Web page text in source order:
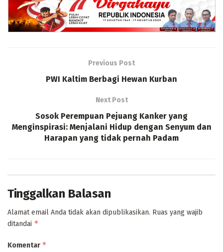
Previous Post
PWI Kaltim Berbagi Hewan Kurban
Next Post
Sosok Perempuan Pejuang Kanker yang
Menginspirasi: Menjalani Hidup dengan Senyum dan
Harapan yang tidak pernah Padam
Tinggalkan Balasan
Alamat email Anda tidak akan dipublikasikan. Ruas yang wajib
ditandai *
Komentar *